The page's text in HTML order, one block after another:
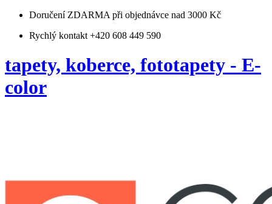
Doručení ZDARMA při objednávce nad 3000 Kč
Rychlý kontakt +420 608 449 590
tapety, koberce, fototapety - E-
color